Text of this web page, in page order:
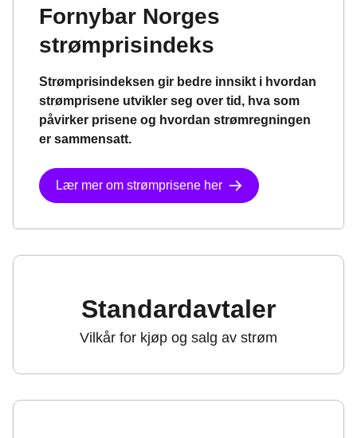
Fornybar Norges
strømprisindeks
Strømprisindeksen gir bedre innsikt i hvordan
strømprisene utvikler seg over tid, hva som
påvirker prisene og hvordan strømregningen
er sammensatt.
Lær mer om strømprisene her
Standardavtaler
Vilkår for kjøp og salg av strøm